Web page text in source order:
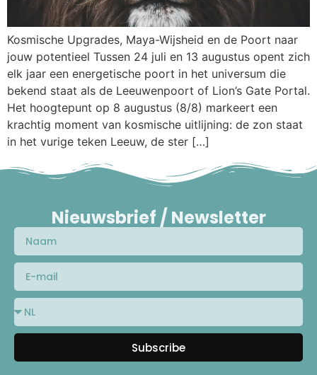
Kosmische Upgrades, Maya-Wijsheid en de Poort naar
jouw potentieel Tussen 24 juli en 13 augustus opent zich
elk jaar een energetische poort in het universum die
bekend staat als de Leeuwenpoort of Lion’s Gate Portal.
Het hoogtepunt op 8 augustus (8/8) markeert een
krachtig moment van kosmische uitlijning: de zon staat
in het vurige teken Leeuw, de ster […]
Nieuwsbrief / Newsletter
Subscribe